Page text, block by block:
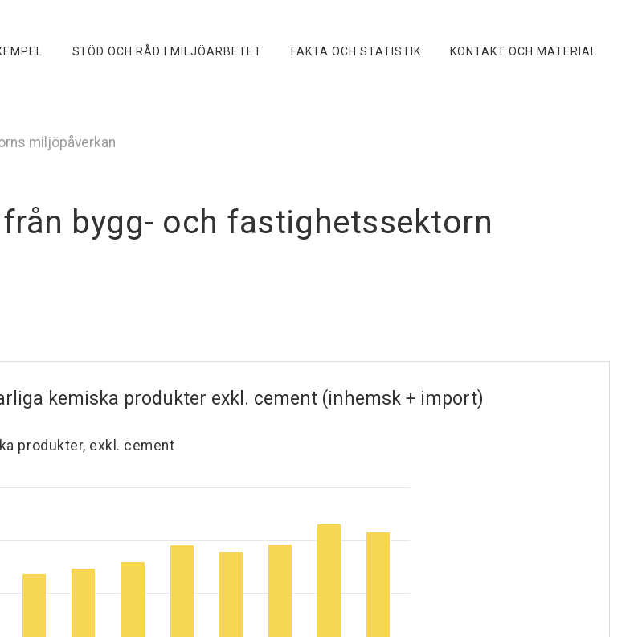
STÖD OCH RÅD I MILJÖARBETET FAKTA OCH STATISTIK KONTAKT OCH MATERIAL
miljöpåverkan
bygg- och fastighetssektorn
kemiska produkter exkl. cement (inhemsk + import)
produkter, exkl. cement